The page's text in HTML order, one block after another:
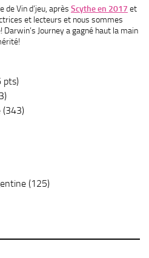
de Vin d’jeu, après Scythe en 2017 et
et lecteurs et nous sommes
Darwin’s Journey a gagné haut la main
pts)
(343)
(125)